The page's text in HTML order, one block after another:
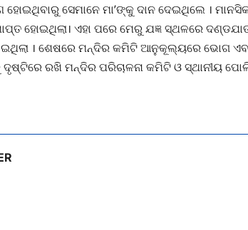
ସେମାନେ ମା’ଙ୍କୁ ଦାନ ଦେଇଥିଲେ ।
ହୋଇଥିଲା। ଏହା ପରେ ମେରୁ ଯଜ୍ଞ ସ୍ଥଳରେ
। ଶେଷରେ ମନ୍ଦିର କମିଟି ଆନୁକୂଲ୍ୟରେ ଭୋଗ
ରଖି ମନ୍ଦିର ପରିଚାଳନା କମିଟି ଓ ସ୍ଥାନୀୟ